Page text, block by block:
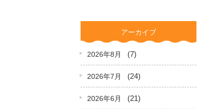
アーカイブ
2026年8月 (7)
2026年7月 (24)
2026年6月 (21)